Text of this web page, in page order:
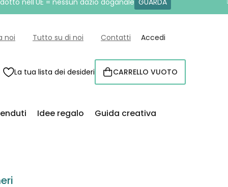
nell'UE = nessun dazio doganale GUARDA
noi Tutto su di noi Contatti Accedi
La tua lista dei desideri CARRELLO
CARRELLO VUOTO
Idee regalo Guida creativa